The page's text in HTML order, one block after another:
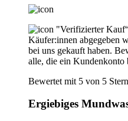
"Verifizierter
Käufer:innen abgegeben
bei uns gekauft haben.
alle, die ein Kundenkonto
Bewertet mit 5 von 5
Ergiebiges